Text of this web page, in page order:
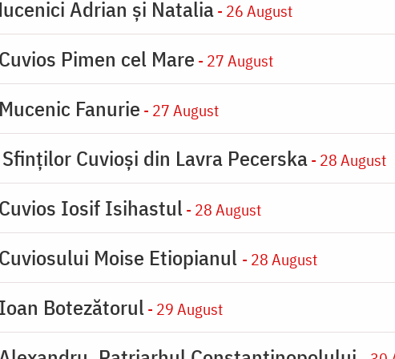
Adrian și Natalia- 26 August
Pimen cel Mare - 27 August
Fanurie - 27 August
Cuvioși din Lavra Pecerska- 28 August
Iosif Isihastul - 28 August
Moise Etiopianul - 28 August
Botezătorul - 29 August